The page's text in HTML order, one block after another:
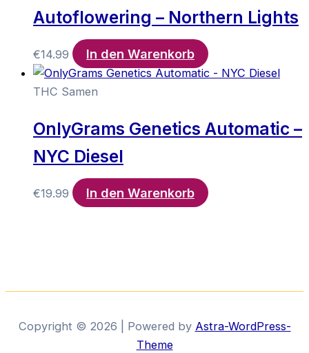
Autoflowering – Northern Lights
€14.99 In den Warenkorb
THC Samen
OnlyGrams Genetics Automatic –
NYC Diesel
€19.99 In den Warenkorb
Copyright © 2026 | Powered by Astra-WordPress-
Theme